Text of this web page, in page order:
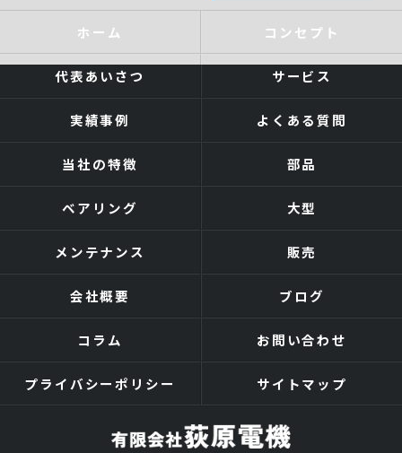
ホーム コンセプト
代表あいさつ サービス
実績事例 よくある質問
当社の特徴 部品
ベアリング 大型
メンテナンス 販売
会社概要 ブログ
コラム お問い合わせ
プライバシーポリシー サイトマップ